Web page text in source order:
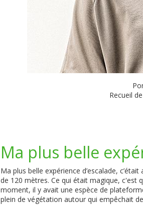
Recueil
Ma plus belle
Ma plus belle expérience d’escalade,
de 120 mètres. Ce qui était magique, c'est
moment, il y avait une espèce de
plein de végétation autour qui empêchait